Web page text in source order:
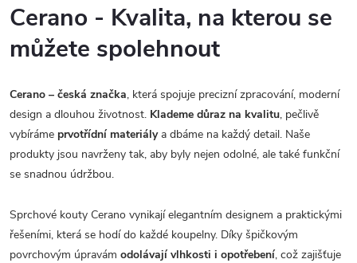
Cerano - Kvalita, na kterou se
můžete spolehnout
Cerano – česká značka, která spojuje precizní zpracování, moderní
design a dlouhou životnost. Klademe důraz na kvalitu, pečlivě
vybíráme prvotřídní materiálya dbáme na každý detail. Naše
produkty jsou navrženy tak, aby byly nejen odolné, ale také funkční
se snadnou údržbou.
Sprchové kouty Cerano vynikají elegantním designem a praktickými
řešeními, která se hodí do každé koupelny. Díky špičkovým
povrchovým úpravám odolávají vlhkosti i opotřebení, což zajišťuje